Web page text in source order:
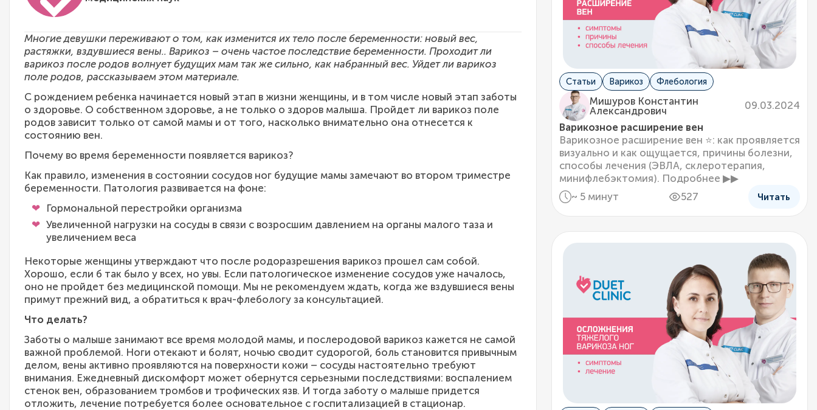
Многие девушки переживают о том, как изменится их тело после беременности: новый вес,
растяжки, вздувшиеся вены.. Варикоз – очень частое последствие беременности. Проходит ли
варикоз после родов волнует будущих мам так же сильно, как набранный вес. Уйдет ли варикоз
поле родов, рассказываем этом материале.
С рождением ребенка начинается новый этап в жизни женщины, и в том числе новый этап заботы
о здоровье. О собственном здоровье, а не только о здоров малыша. Пройдет ли варикоз поле
родов зависит только от самой мамы и от того, насколько внимательно она отнесется к
состоянию вен.
Почему во время беременности появляется варикоз?
Как правило, изменения в состоянии сосудов ног будущие мамы замечают во втором триместре
беременности. Патология развивается на фоне:
Гормональной перестройки организма
Увеличенной нагрузки на сосуды в связи с возросшим давлением на органы малого таза и
увеличением веса
Некоторые женщины утверждают что после родоразрешения варикоз прошел сам собой.
Хорошо, если б так было у всех, но увы. Если патологическое изменение сосудов уже началось,
оно не пройдет без медицинской помощи. Мы не рекомендуем ждать, когда же вздувшиеся вены
примут прежний вид, а обратиться к врач-флебологу за консультацией.
Что делать?
Заботы о малыше занимают все время молодой мамы, и послеродовой варикоз кажется не самой
важной проблемой. Ноги отекают и болят, ночью сводит судорогой, боль становится привычным
делом, вены активно проявляются на поверхности кожи – сосуды настоятельно требуют
внимания. Ежедневный дискомфорт может обернутся серьезными последствиями: воспалением
стенок вен, образованием тромбов и трофических язв. И тогда заботу о малыше придется
отложить, лечение потребуется более основательное с госпитализацией в стационар.
Статьи Варикоз Флебология
Мишуров Константин
Александрович
09.03.2024
Варикозное расширение вен
Варикозное расширение вен ⭐: как проявляется
визуально и как ощущается, причины болезни,
способы лечения (ЭВЛА, склеротерапия,
минифлебэктомия). Подробнее ▶▶
~ 5 минут
527 Читать